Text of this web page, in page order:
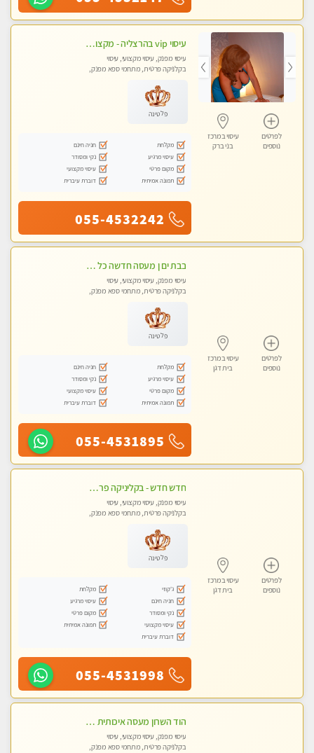
לפרטים
נוספים
עיסוי במרכז
בני ברק
עיסוי vip בהרצליה - מקצועי ומפנק ומיוחד
עיסוי מפנק, עיסוי מקצועי, עיסוי
בקלניקה פרטית, מתחמי ספא מפנק,
פלטינה
מקלחת
חניה חינם
עיסוי מרגיע
נקי ומסודר
מקום פרטי
עיסוי מקצועי
תמונה אמיתית
דוברת עיברית
055-4532242
לפרטים
נוספים
עיסוי במרכז
בית דגן
בבת ים ן מעסה חדשה כל סוגי העיסויים מעסה מקצועית ואיכותית פרטי!!!
עיסוי מפנק, עיסוי מקצועי, עיסוי
בקלניקה פרטית, מתחמי ספא מפנק,
פלטינה
מקלחת
חניה חינם
עיסוי מרגיע
נקי ומסודר
מקום פרטי
עיסוי מקצועי
תמונה אמיתית
דוברת עיברית
055-4531895
לפרטים
נוספים
עיסוי במרכז
בית דגן
חדש חדש - בקליניקה פרטית בבת ים עיסוי לחידוש אנרגיות עיסוי מקצועי מומלץ מאוד ללא מין !!
עיסוי מפנק, עיסוי מקצועי, עיסוי
בקלניקה פרטית, מתחמי ספא מפנק,
פלטינה
ג'קוזי
מקלחת
חניה חינם
עיסוי מרגיע
נקי ומסודר
מקום פרטי
עיסוי מקצועי
תמונה אמיתית
דוברת עיברית
055-4531998
הוד השרון מעסה איכותית מפנקת ומקצועית לעיסוי חלומי .....
עיסוי מפנק, עיסוי מקצועי, עיסוי
בקלניקה פרטית, מתחמי ספא מפנק,